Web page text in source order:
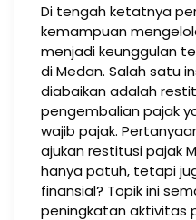
Di tengah ketatnya
kemampuan
menjadi keunggulan
di Medan. Salah satu
diabaikan adalah
pengembalian pajak
wajib pajak.
ajukan restitusi pajak
hanya patuh, tetapi
finansial? Topik ini
peningkatan aktivitas